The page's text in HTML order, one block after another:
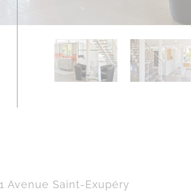
Avenue Saint-Exupéry